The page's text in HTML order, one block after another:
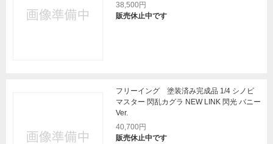
38,500円
販売休止中です
フリーイング 塗装済み完成品 1/4 シノビ
マスター 閃乱カグラ NEW LINK 閃光 バニー
Ver.
40,700円
販売休止中です